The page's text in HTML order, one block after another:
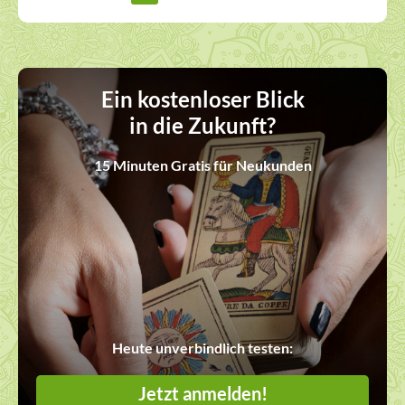
Ein kostenloser Blick
in die Zukunft?
15 Minuten Gratis für Neukunden
Heute unverbindlich testen:
Jetzt anmelden!